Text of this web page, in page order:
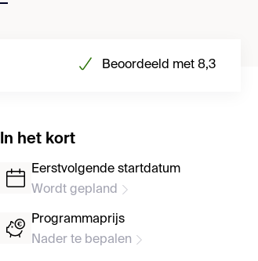
Beoordeeld met 8,3
In het kort
Eerstvolgende startdatum
Wordt gepland
Programmaprijs
Nader te bepalen